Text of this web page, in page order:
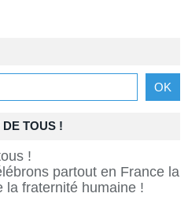
DE TOUS !
partout en France la
la fraternité humaine !